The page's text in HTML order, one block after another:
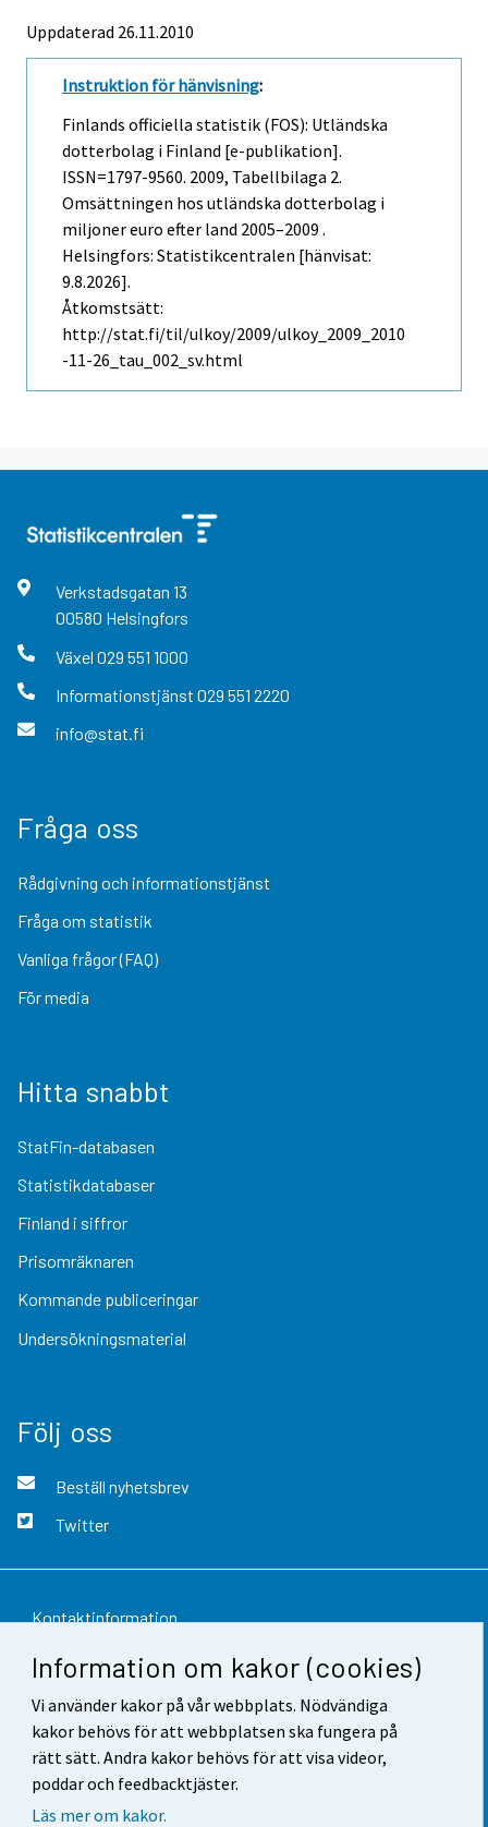
Information om kakor (cookies)
Vi använder kakor på vår webbplats. Nödvändiga
kakor behövs för att webbplatsen ska fungera på
rätt sätt. Andra kakor behövs för att visa videor,
poddar och feedbacktjäster.
Läs mer om kakor.
Uppdaterad 26.11.2010
Instruktion för hänvisning:
Finlands officiella statistik (FOS): Utländska
dotterbolag i Finland [e-publikation].
ISSN=1797-9560. 2009, Tabellbilaga 2.
Omsättningen hos utländska dotterbolag i
miljoner euro efter land 2005–2009 .
Helsingfors: Statistikcentralen [hänvisat:
9.8.2026].
Åtkomstsätt:
http://stat.fi/til/ulkoy/2009/ulkoy_2009_2010
-11-26_tau_002_sv.html
Verkstadsgatan 13
00580 Helsingfors
Växel 029 551 1000
Informationstjänst 029 551 2220
info@stat.fi
Fråga oss
Rådgivning och informationstjänst
Fråga om statistik
Vanliga frågor (FAQ)
För media
Hitta snabbt
StatFin-databasen
Statistikdatabaser
Finland i siffror
Prisomräknaren
Kommande publiceringar
Undersökningsmaterial
Följ oss
Beställ nyhetsbrev
Twitter
Kontaktinformation
Respons
Användarvillkor
Dataskydd
Tillgänglighet